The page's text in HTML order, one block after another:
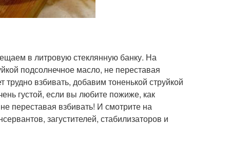
в литровую стеклянную банку. На
подсолнечное масло, не переставая
трудно взбивать, добавим тоненькой струйкой
густой, если вы любите пожиже, как
переставая взбивать! И смотрите на
загустителей, стабилизаторов и